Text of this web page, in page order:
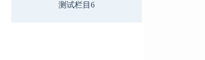
测试栏目6